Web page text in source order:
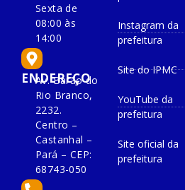
Sexta de
08:00 às
14:00
ENDEREÇO
Av. Barão do
Rio Branco,
2232.
Centro –
Castanhal –
Pará – CEP:
68743-050
Instagram da
prefeitura
Site do IPMC
YouTube da
prefeitura
Site oficial da
prefeitura